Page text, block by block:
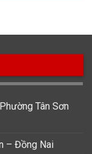
Tân Sơn
– Đồng Nai